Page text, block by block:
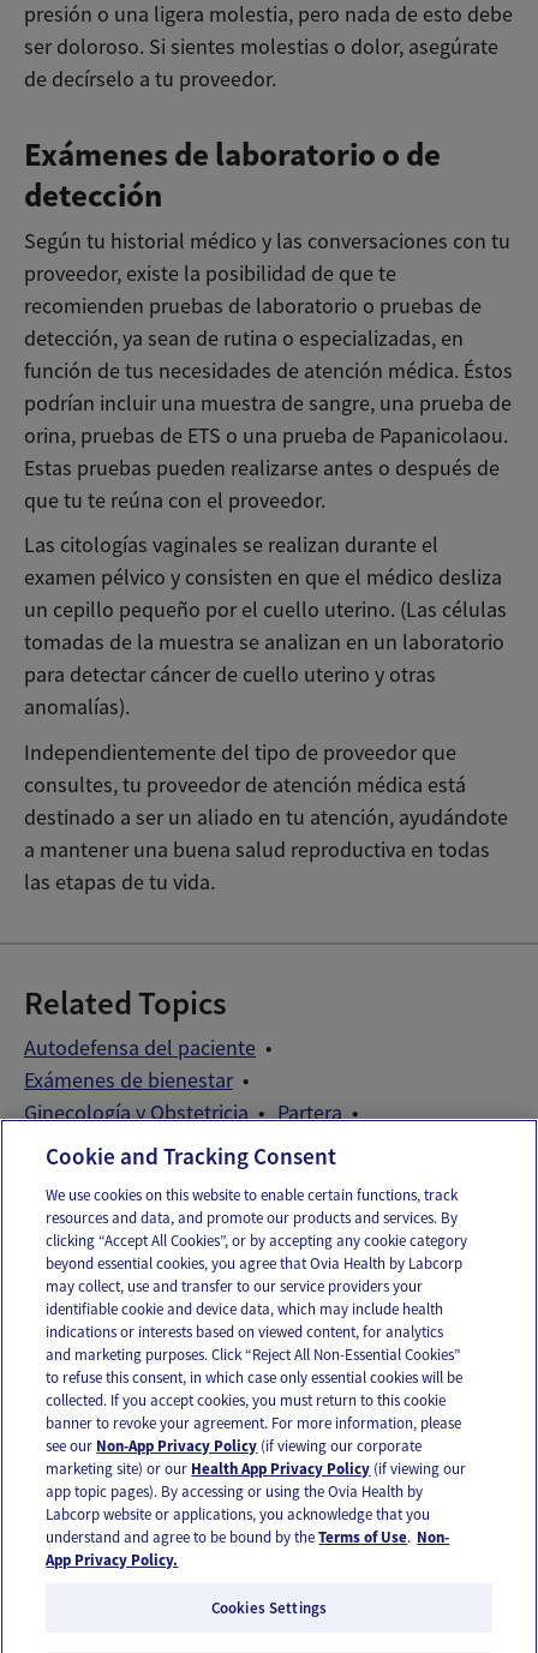
presión o una ligera molestia, pero nada de esto debe
ser doloroso. Si sientes molestias o dolor, asegúrate
de decírselo a tu proveedor.
Exámenes de laboratorio o de
detección
Según tu historial médico y las conversaciones con tu
proveedor, existe la posibilidad de que te
recomienden pruebas de laboratorio o pruebas de
detección, ya sean de rutina o especializadas, en
función de tus necesidades de atención médica. Éstos
podrían incluir una muestra de sangre, una prueba de
orina, pruebas de ETS o una prueba de Papanicolaou.
Estas pruebas pueden realizarse antes o después de
que tu te reúna con el proveedor.
Las citologías vaginales se realizan durante el
examen pélvico y consisten en que el médico desliza
un cepillo pequeño por el cuello uterino. (Las células
tomadas de la muestra se analizan en un laboratorio
para detectar cáncer de cuello uterino y otras
anomalías).
Independientemente del tipo de proveedor que
consultes, tu proveedor de atención médica está
destinado a ser un aliado en tu atención, ayudándote
a mantener una buena salud reproductiva en todas
las etapas de tu vida.
Related Topics
Autodefensa del paciente
Exámenes de bienestar
Ginecología y Obstetricia
Partera
Proveedores del cuidado de la salud reproductiva
Email Text
OUR APPS
FOLLOW US
Privacy Policy
Cookie and Tracking Consent
We use cookies on this website to enable certain functions, track
resources and data, and promote our products and services. By
clicking “Accept All Cookies”, or by accepting any cookie category
beyond essential cookies, you agree that Ovia Health by Labcorp
may collect, use and transfer to our service providers your
identifiable cookie and device data, which may include health
indications or interests based on viewed content, for analytics
and marketing purposes. Click “Reject All Non-Essential Cookies”
to refuse this consent, in which case only essential cookies will be
collected. If you accept cookies, you must return to this cookie
banner to revoke your agreement. For more information, please
see our Non-App Privacy Policy (if viewing our corporate
marketing site) or our Health App Privacy Policy (if viewing our
app topic pages). By accessing or using the Ovia Health by
Labcorp website or applications, you acknowledge that you
understand and agree to be bound by theTerms of Use. Non-
App Privacy Policy.
Cookies Settings